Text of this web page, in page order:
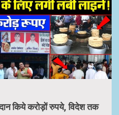
किये करोड़ों रुपये, विदेश तक